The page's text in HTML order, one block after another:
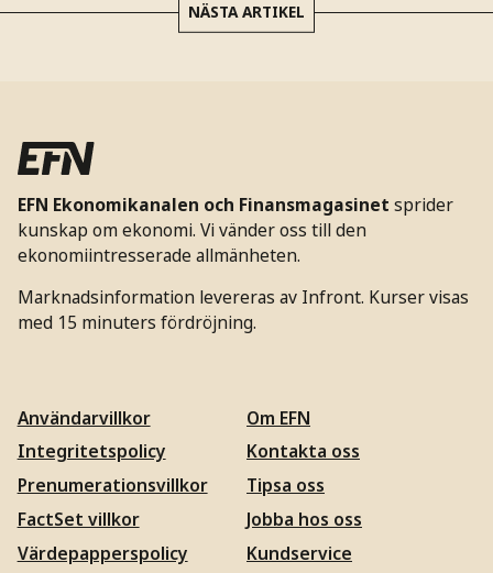
NÄSTA ARTIKEL
EFN Ekonomikanalen och Finansmagasinet sprider
kunskap om ekonomi. Vi vänder oss till den
ekonomiintresserade allmänheten.
Marknadsinformation levereras av Infront. Kurser visas
med 15 minuters fördröjning.
Användarvillkor
Integritetspolicy
Prenumerationsvillkor
FactSet villkor
Värdepapperspolicy
Om EFN
Kontakta oss
Tipsa oss
Jobba hos oss
Kundservice